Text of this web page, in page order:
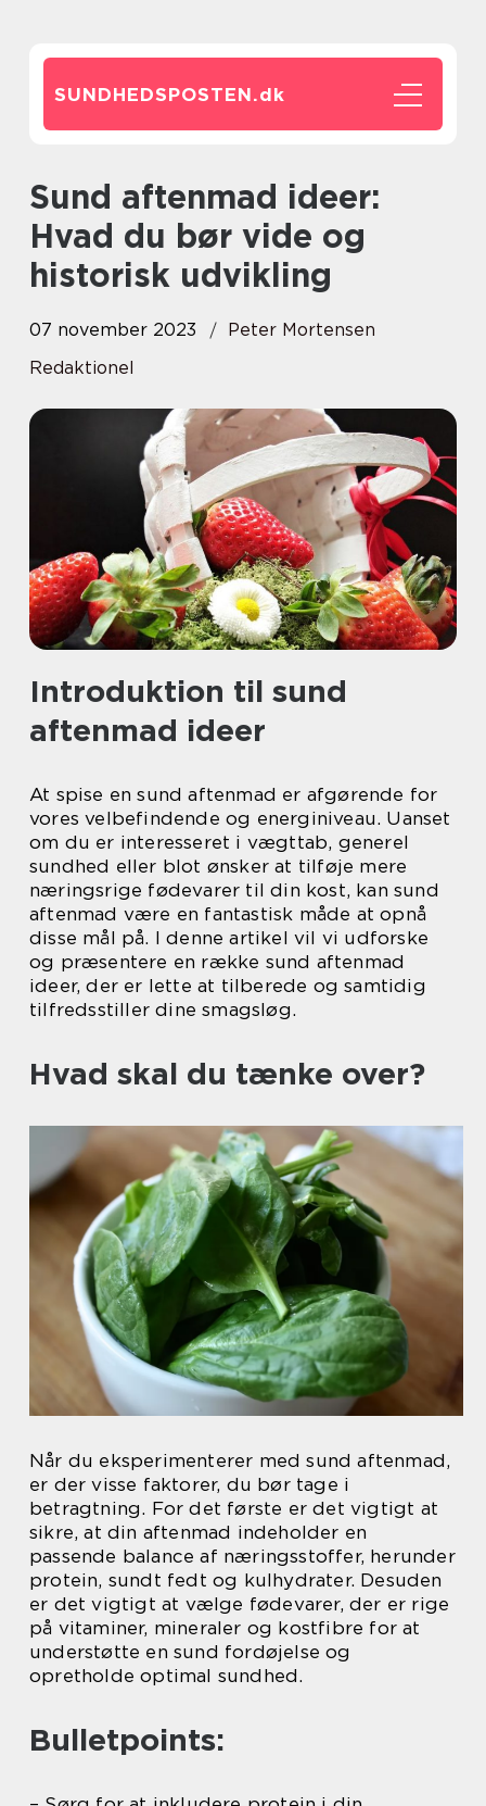
SUNDHEDSPOSTEN.dk
Sund aftenmad ideer:
Hvad du bør vide og
historisk udvikling
07 november 2023
Peter Mortensen
Redaktionel
Introduktion til sund
aftenmad ideer
At spise en sund aftenmad er afgørende for
vores velbefindende og energiniveau. Uanset
om du er interesseret i vægttab, generel
sundhed eller blot ønsker at tilføje mere
næringsrige fødevarer til din kost, kan sund
aftenmad være en fantastisk måde at opnå
disse mål på. I denne artikel vil vi udforske
og præsentere en række sund aftenmad
ideer, der er lette at tilberede og samtidig
tilfredsstiller dine smagsløg.
Hvad skal du tænke over?
Når du eksperimenterer med sund aftenmad,
er der visse faktorer, du bør tage i
betragtning. For det første er det vigtigt at
sikre, at din aftenmad indeholder en
passende balance af næringsstoffer, herunder
protein, sundt fedt og kulhydrater. Desuden
er det vigtigt at vælge fødevarer, der er rige
på vitaminer, mineraler og kostfibre for at
understøtte en sund fordøjelse og
opretholde optimal sundhed.
Bulletpoints: